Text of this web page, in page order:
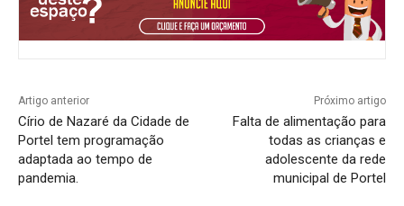
Artigo anterior
Círio de Nazaré da Cidade de
Portel tem programação
adaptada ao tempo de
pandemia.
Próximo artigo
Falta de alimentação para
todas as crianças e
adolescente da rede
municipal de Portel